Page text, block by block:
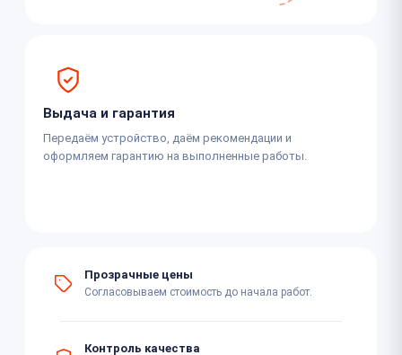
Выдача и гарантия
Передаём устройство, даём рекомендации и
оформляем гарантию на выполненные работы.
Прозрачные цены
Согласовываем стоимость до начала работ.
Контроль качества